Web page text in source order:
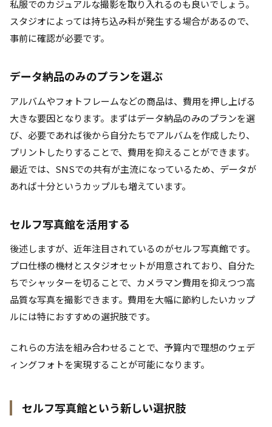
私服でのカジュアルな撮影を取り入れるのも良いでしょう。
スタジオによっては持ち込み料が発生する場合があるので、
事前に確認が必要です。
データ納品のみのプランを選ぶ
アルバムやフォトフレームなどの商品は、費用を押し上げる
大きな要因となります。まずはデータ納品のみのプランを選
び、必要であれば後から自分たちでアルバムを作成したり、
プリントしたりすることで、費用を抑えることができます。
最近では、SNSでの共有が主流になっているため、データが
あれば十分というカップルも増えています。
セルフ写真館を活用する
後述しますが、近年注目されているのがセルフ写真館です。
プロ仕様の機材とスタジオセットが用意されており、自分た
ちでシャッターを切ることで、カメラマン費用を抑えつつ高
品質な写真を撮影できます。費用を大幅に節約したいカップ
ルには特におすすめの選択肢です。
これらの方法を組み合わせることで、予算内で理想のウェデ
ィングフォトを実現することが可能になります。
セルフ写真館という新しい選択肢